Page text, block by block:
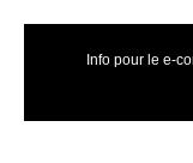
Info pour le e-